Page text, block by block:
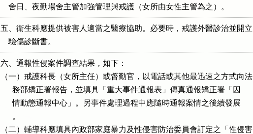
    舍日、夜勤場舍主管加強管理與戒護（女所由女性主管為之）。
五、衛生科應提供被害人適當之醫療協助。必要時，戒護外醫診治並開立
    驗傷診斷書。
六、通報性侵案件調查結果，如下：
（一）戒護科長（女所主任）或督勤官，以電話或其他最迅速之方式向法
      務部矯正署報告，並填具「重大事件通報表」傳真通報矯正署「囚
      情動態通報中心」。另事件處理過程中應隨時通報案情之後續發展
      。
（二）輔導科應填具內政部家庭暴力及性侵害防治委員會訂定之「性侵害